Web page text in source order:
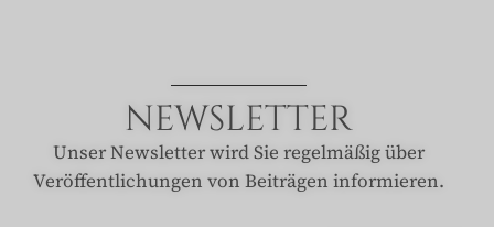
NEWSLETTER
Unser Newsletter wird Sie regelmäßig über
Veröffentlichungen von Beiträgen informieren.
JETZT ABONNIEREN